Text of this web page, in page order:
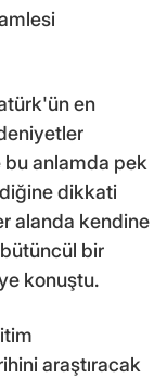
en
bu anlamda pek
dikkati
alanda kendine
bir
konuştu.
araştıracak